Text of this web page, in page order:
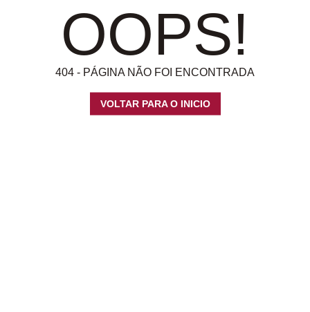
OOPS!
404 - PÁGINA NÃO FOI ENCONTRADA
VOLTAR PARA O INICIO